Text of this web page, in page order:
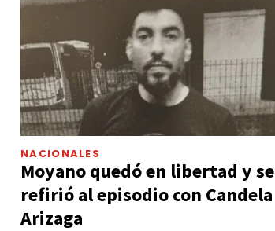
NACIONALES
Moyano quedó en libertad y se
refirió al episodio con Candela
Arizaga